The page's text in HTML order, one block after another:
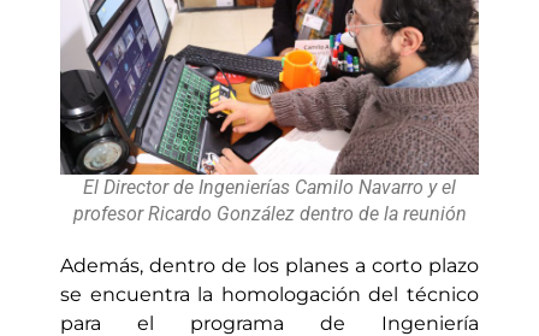
El Director de Ingenierías Camilo Navarro y el
profesor Ricardo González dentro de la reunión
Además, dentro de los planes a corto plazo
se encuentra la homologación del técnico
para el programa de Ingeniería